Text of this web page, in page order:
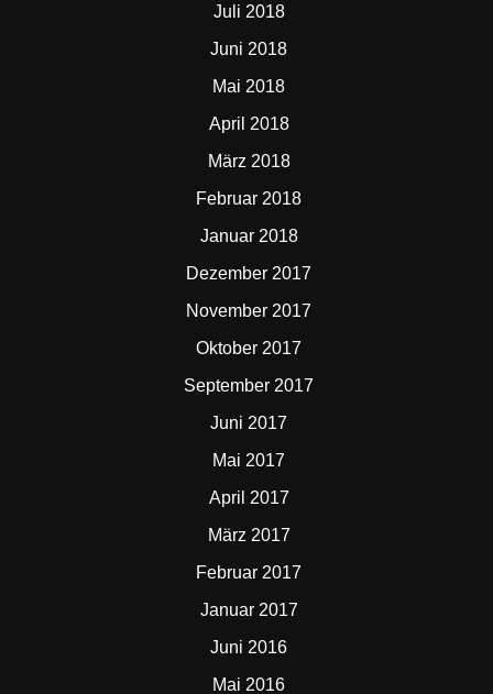
Juli 2018
Juni 2018
Mai 2018
April 2018
März 2018
Februar 2018
Januar 2018
Dezember 2017
November 2017
Oktober 2017
September 2017
Juni 2017
Mai 2017
April 2017
März 2017
Februar 2017
Januar 2017
Juni 2016
Mai 2016